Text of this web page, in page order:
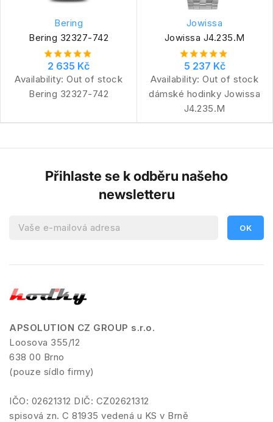
Bering
Bering 32327-742
2 635 Kč
Availability: Out of stock
Bering 32327-742
Jowissa
Jowissa J4.235.M
5 237 Kč
Availability: Out of stock
dámské hodinky Jowissa
J4.235.M
Přihlaste se k odběru našeho
newsletteru
APSOLUTION CZ GROUP s.r.o.
Loosova 355/12
638 00 Brno
(pouze sídlo firmy)
IČO: 02621312 DIČ: CZ02621312
spisová zn. C 81935 vedená u KS v Brně